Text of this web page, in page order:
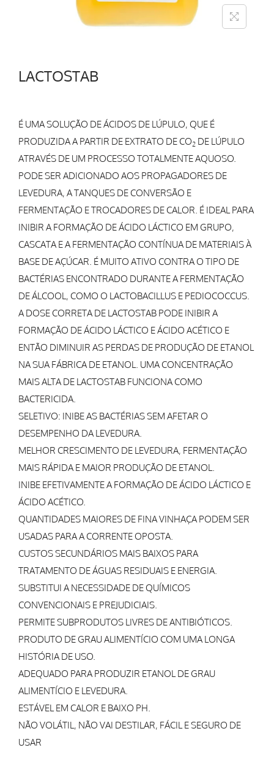
LACTOSTAB
É UMA SOLUÇÃO DE ÁCIDOS DE LÚPULO, QUE É
PRODUZIDA A PARTIR DE EXTRATO DE CO2 DE LÚPULO
ATRAVÉS DE UM PROCESSO TOTALMENTE AQUOSO.
PODE SER ADICIONADO AOS PROPAGADORES DE
LEVEDURA, A TANQUES DE CONVERSÃO E
FERMENTAÇÃO E TROCADORES DE CALOR. É IDEAL PARA
INIBIR A FORMAÇÃO DE ÁCIDO LÁCTICO EM GRUPO,
CASCATA E A FERMENTAÇÃO CONTÍNUA DE MATERIAIS À
BASE DE AÇÚCAR. É MUITO ATIVO CONTRA O TIPO DE
BACTÉRIAS ENCONTRADO DURANTE A FERMENTAÇÃO
DE ÁLCOOL, COMO O LACTOBACILLUS E PEDIOCOCCUS.
A DOSE CORRETA DE LACTOSTAB PODE INIBIR A
FORMAÇÃO DE ÁCIDO LÁCTICO E ÁCIDO ACÉTICO E
ENTÃO DIMINUIR AS PERDAS DE PRODUÇÃO DE ETANOL
NA SUA FÁBRICA DE ETANOL. UMA CONCENTRAÇÃO
MAIS ALTA DE LACTOSTAB FUNCIONA COMO
BACTERICIDA.
SELETIVO: INIBE AS BACTÉRIAS SEM AFETAR O
DESEMPENHO DA LEVEDURA.
MELHOR CRESCIMENTO DE LEVEDURA, FERMENTAÇÃO
MAIS RÁPIDA E MAIOR PRODUÇÃO DE ETANOL.
INIBE EFETIVAMENTE A FORMAÇÃO DE ÁCIDO LÁCTICO E
ÁCIDO ACÉTICO.
QUANTIDADES MAIORES DE FINA VINHAÇA PODEM SER
USADAS PARA A CORRENTE OPOSTA.
CUSTOS SECUNDÁRIOS MAIS BAIXOS PARA
TRATAMENTO DE ÁGUAS RESIDUAIS E ENERGIA.
SUBSTITUI A NECESSIDADE DE QUÍMICOS
CONVENCIONAIS E PREJUDICIAIS.
PERMITE SUBPRODUTOS LIVRES DE ANTIBIÓTICOS.
PRODUTO DE GRAU ALIMENTÍCIO COM UMA LONGA
HISTÓRIA DE USO.
ADEQUADO PARA PRODUZIR ETANOL DE GRAU
ALIMENTÍCIO E LEVEDURA.
ESTÁVEL EM CALOR E BAIXO PH.
NÃO VOLÁTIL, NÃO VAI DESTILAR, FÁCIL E SEGURO DE
USAR